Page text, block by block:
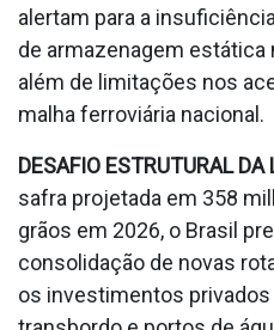
alertam para a
de armazenagem estática
além de limitações nos
malha ferroviária nacional.
DESAFIO ESTRUTURAL DA
safra projetada em 358
grãos em 2026, o Brasil
consolidação de novas
os investimentos